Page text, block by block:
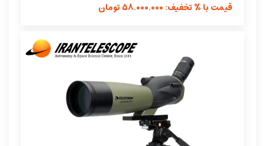
قیمت با % تخفیف: 58.000.000 تومان